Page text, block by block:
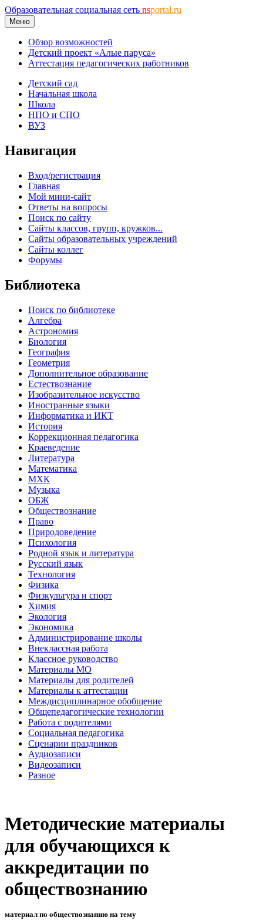
Образовательная социальная сеть nsportal.ru
Меню
Обзор возможностей
Детский проект «Алые паруса»
Аттестация педагогических работников
Детский сад
Начальная школа
Школа
НПО и СПО
ВУЗ
Навигация
Вход/регистрация
Главная
Мой мини-сайт
Ответы на вопросы
Поиск по сайту
Сайты классов, групп, кружков...
Сайты образовательных учреждений
Сайты коллег
Форумы
Библиотека
Поиск по библиотеке
Алгебра
Астрономия
Биология
География
Геометрия
Дополнительное образование
Естествознание
Изобразительное искусство
Иностранные языки
Информатика и ИКТ
История
Коррекционная педагогика
Краеведение
Литература
Математика
МХК
Музыка
ОБЖ
Обществознание
Право
Природоведение
Психология
Родной язык и литература
Русский язык
Технология
Физика
Физкультура и спорт
Химия
Экология
Экономика
Администрирование школы
Внеклассная работа
Классное руководство
Материалы МО
Материалы для родителей
Материалы к аттестации
Междисциплинарное обобщение
Общепедагогические технологии
Работа с родителями
Социальная педагогика
Сценарии праздников
Аудиозаписи
Видеозаписи
Разное
Методические материалы
для обучающихся к
аккредитации по
обществознанию
материал по обществознанию на тему